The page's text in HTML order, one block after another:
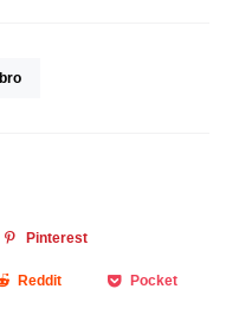
Pinterest
Reddit Pocket